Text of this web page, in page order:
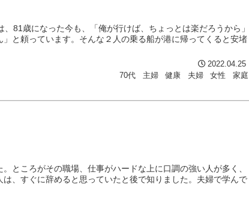
81歳になった今も、「俺が行けば、ちょっとは楽だろうから」
と頼っています。そんな２人の乗る船が港に帰ってくると安堵
2022.04.25
70代
主婦 健康 夫婦 女性 家庭
ところがその職場、仕事がハードな上に口調の強い人が多く、
、すぐに辞めると思っていたと後で知りました。夫婦で学んで